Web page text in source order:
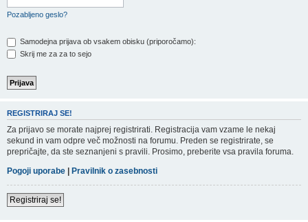
Pozabljeno geslo?
Samodejna prijava ob vsakem obisku (priporočamo):
Skrij me za za to sejo
REGISTRIRAJ SE!
Za prijavo se morate najprej registrirati. Registracija vam vzame le nekaj
sekund in vam odpre več možnosti na forumu. Preden se registrirate, se
prepričajte, da ste seznanjeni s pravili. Prosimo, preberite vsa pravila foruma.
Pogoji uporabe | Pravilnik o zasebnosti
Registriraj se!